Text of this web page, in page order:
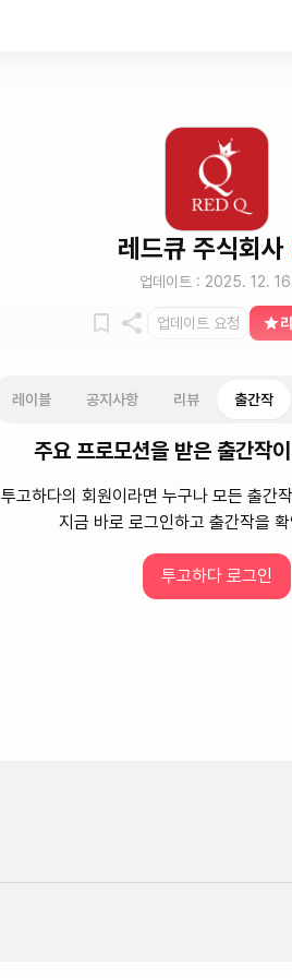
레드큐 주식회사
업데이트 : 2025. 12.
업데이트 요청
레이블 공지사항 리뷰 출간작
본 정보는 각 플랫폼에서 일괄 수집된
데이터 오류는 채널톡 or
프로모션
주요 프로모션을 받은 출간작
투고하다의 회원이라면 누구나 모든 출간
지금 바로 로그인하고 출간작을
투고하다 로그인